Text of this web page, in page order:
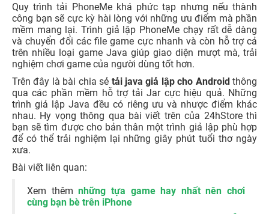
Quy trình tải PhoneMe khá phức tạp nhưng nếu thành
công bạn sẽ cực kỳ hài lòng với những ưu điểm mà phần
mềm mang lại. Trình giả lập PhoneMe chạy rất dễ dàng
và chuyển đổi các file game cực nhanh và còn hỗ trợ cả
trên nhiều loại game Java giúp giao diện mượt mà, trải
nghiệm chơi game của người dùng tốt hơn.
Trên đây là bài chia sẻ tải java giả lập cho Androidthông
qua các phần mềm hỗ trợ tải Jar cực hiệu quả. Những
trình giả lập Java đều có riêng ưu và nhược điểm khác
nhau. Hy vọng thông qua bài viết trên của 24hStore thì
bạn sẽ tìm được cho bản thân một trình giả lập phù hợp
để có thể trải nghiệm lại những giây phút tuổi thơ ngày
xưa.
Bài viết liên quan:
Xem thêmnhững tựa game hay nhất nên chơi
cùng bạn bè trên iPhone